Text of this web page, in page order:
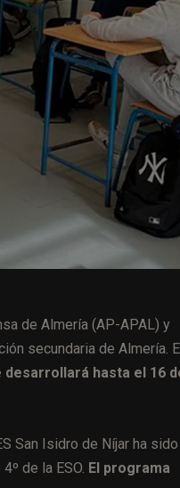
de Almería (AP-APAL) y
secundaria de Almería. E
hasta el 16
San Isidro de Níjar ha
de la ESO. El programa